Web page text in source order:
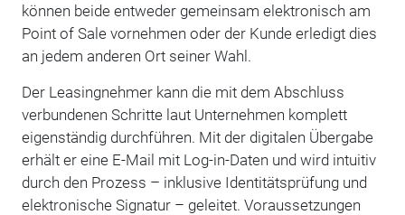
können beide entweder gemeinsam elektronisch am
Point of Sale vornehmen oder der Kunde erledigt dies
an jedem anderen Ort seiner Wahl.
Der Leasingnehmer kann die mit dem Abschluss
verbundenen Schritte laut Unternehmen komplett
eigenständig durchführen. Mit der digitalen Übergabe
erhält er eine E-Mail mit Log-in-Daten und wird intuitiv
durch den Prozess – inklusive Identitätsprüfung und
elektronische Signatur – geleitet. Voraussetzungen